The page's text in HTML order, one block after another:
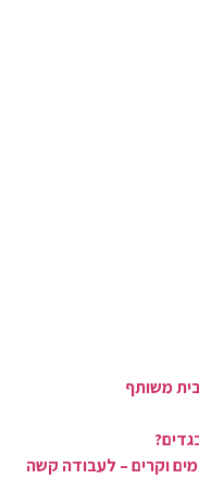
משותף
וקרים – לעבודה קשה